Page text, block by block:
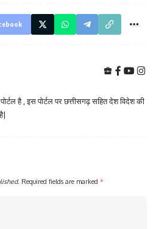
है , इस पोर्टल पर छत्तीसगढ़ सहित देश विदेश की
Required fields are marked *